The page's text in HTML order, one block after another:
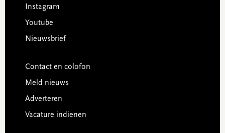
Instagram
Youtube
Nieuwsbrief
Contact en colofon
Meld nieuws
Adverteren
Vacature indienen